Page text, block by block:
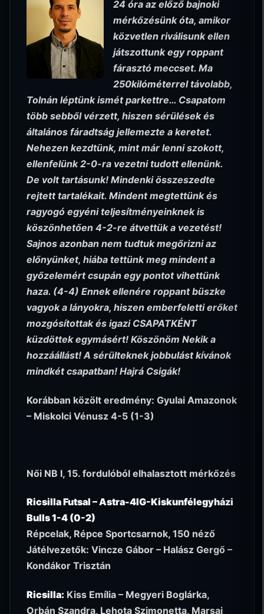
24 óra az előző bajnoki
mérkőzésünk óta, amikor
közvetlen riválisunk ellen
játszottunk egy roppant
fárasztó meccset. Ma
250kilóméterrel távolabb,
Tolnán léptünk ismét parkettre… Csapatom
több sebből vérzett, hiszen sérülések és
általános fáradtság jellemezte a keretet.
Nehezen kezdtünk, mint már lenni szokott,
ellenfelünk 2-0-ra vezetni tudott ellenünk.
De volt tartásunk! Mindenki összeszedte
rejtett tartalékait. Mindent megtettünk és
ragyogó egyéni teljesítményeinknek is
köszönhetően 4-2-re átvettük a vezetést!
Sajnos azonban nem tudtuk megőrizni az
előnyünket, hiába tettünk meg mindent a
győzelemért csupán egy pontot vihettünk
haza. (4-4) Ennek ellenére roppant büszke
vagyok a lányokra, hiszen emberfeletti erőket
mozgósítottak és igazi CSAPATKÉNT
küzdöttek egymásért! Köszönöm Nekik a
hozzáállást! A sérülteknek jobbulást kívánok
mindkét csapatban! Hajrá Csigák!
Korábban közölt eredmény: Gyulai Amazonok
– Miskolci Vénusz 4-5 (1-3)
Női NB I, 15. fordulóból elhalasztott mérkőzés
Ricsilla Futsal – Astra-4IG-Kiskunfélegyházi
Bulls 1-4 (0-2)
Répcelak, Répce Sportcsarnok, 150 néző
Játélvezetők: Vincze Gábor – Halász Gergő –
Kondákor Trisztán
Ricsilla: Kiss Emília – Megyeri Boglárka,
Orbán Szandra, Lehota Szimonetta, Marsai